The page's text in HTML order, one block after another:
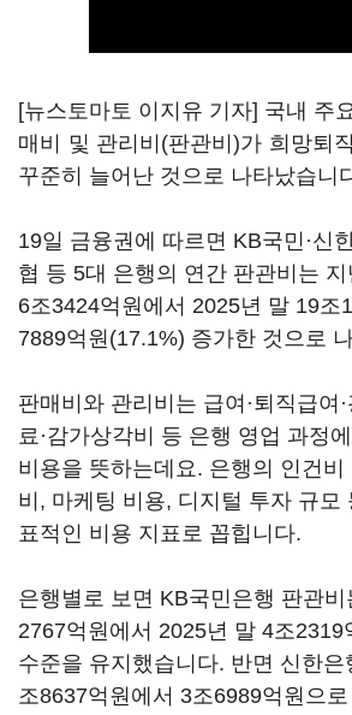
[뉴스토마토 이지유 기자] 국내 주
매비 및 관리비(판관비)가 희망퇴
꾸준히 늘어난 것으로 나타났습니
19일 금융권에 따르면 KB국민·신
협 등 5대 은행의 연간 판관비는
6조3424억원에서 2025년 말 19조
7889억원(17.1%) 증가한 것으로
판매비와 관리비는 급여·퇴직급여
료·감가상각비 등 은행 영업 과정
비용을 뜻하는데요. 은행의 인건비
비, 마케팅 비용, 디지털 투자 규모
표적인 비용 지표로 꼽힙니다.
은행별로 보면 KB국민은행 판관
2767억원에서 2025년 말 4조2319
수준을 유지했습니다. 반면 신한
조8637억원에서 3조6989억원으